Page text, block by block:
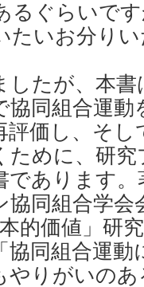
るぐらいで
たいお分り
したが、本
同組合運動
評価し、そ
ために、研
であります
協同組合学会
的価値」研
協同組合運
やりがいの